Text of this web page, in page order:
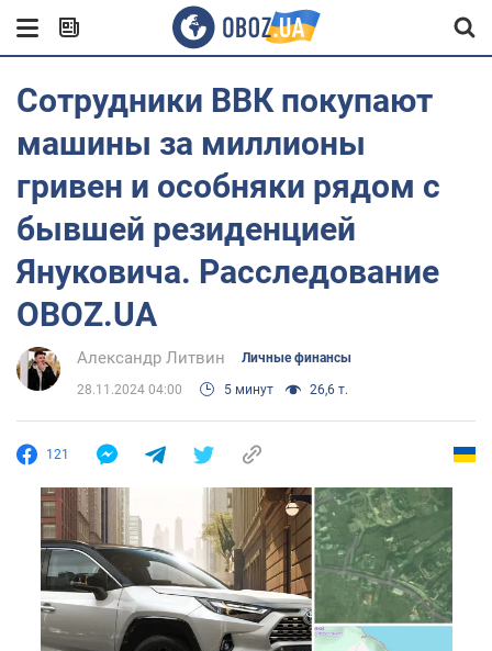
Сотрудники ВВК покупают
машины за миллионы
гривен и особняки рядом с
бывшей резиденцией
Януковича. Расследование
OBOZ.UA
Александр Литвин Личные финансы
28.11.2024 04:00 5 минут 26,6 т.
121